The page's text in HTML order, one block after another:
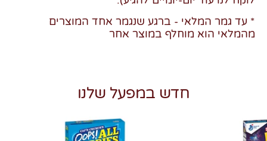
* עד גמר המלאי - ברגע שנגמר אחד המוצרים
מהמלאי הוא מוחלף במוצר אחר
חדש במפעל שלנו